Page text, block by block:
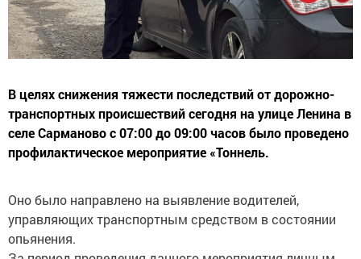
В целях снижения тяжести последствий от дорожно-
транспортных происшествий сегодня на улице Ленина в
селе Сарманово с 07:00 до 09:00 часов было проведено
профилактическое мероприятие «Тоннель.
Оно было направлено на выявление водителей,
управляющих транспортным средством в состоянии
опьянения.